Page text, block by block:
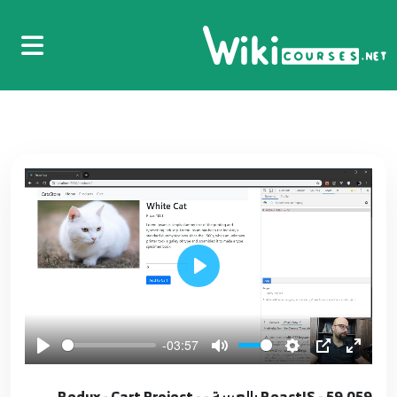
-03:57
Play
Match 404
3:27
50.050 - ReactJS بالعربية - React Router -
withRouter HOC
51
51.051- ReactJS بالعربية - Redux تعريف بـ
5:45
52
52.052 - ReatJS بالعربية - Redux - Counter